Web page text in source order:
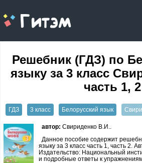
gitem.me
Решебник (ГДЗ) по
языку за 3 класс
часть 1, 2
ГДЗ 3 класс Белорусский язык
автор: Свириденко В.И..
Данное пособие содержит
языку за 3 класс часть 1, часть 2.
Издательство: Национальный
и подробные ответы к